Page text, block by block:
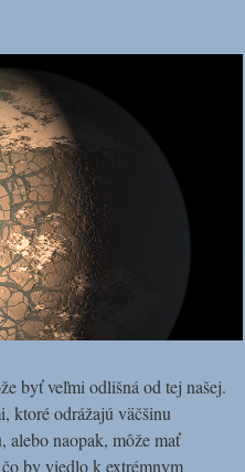
byť veľmi odlišná od tej našej.
ktoré odrážajú väčšinu
alebo naopak, môže mať
by viedlo k extrémnym